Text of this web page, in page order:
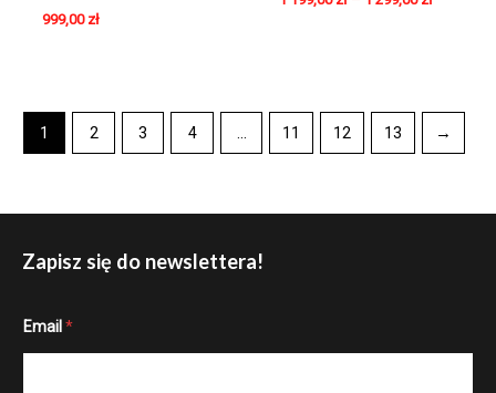
999,00 zł
1 2 3 4 11 12 13 →
Zapisz się do newslettera!
m
Email *